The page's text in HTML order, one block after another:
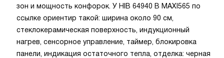
зон и мощность конфорок. У HIB 64940 B MAXI565 по
ссылке ориентир такой: ширина около 90 см,
стеклокерамическая поверхность, индукционный
нагрев, сенсорное управление, таймер, блокировка
панели, индикация остаточного тепла, отделка: черная